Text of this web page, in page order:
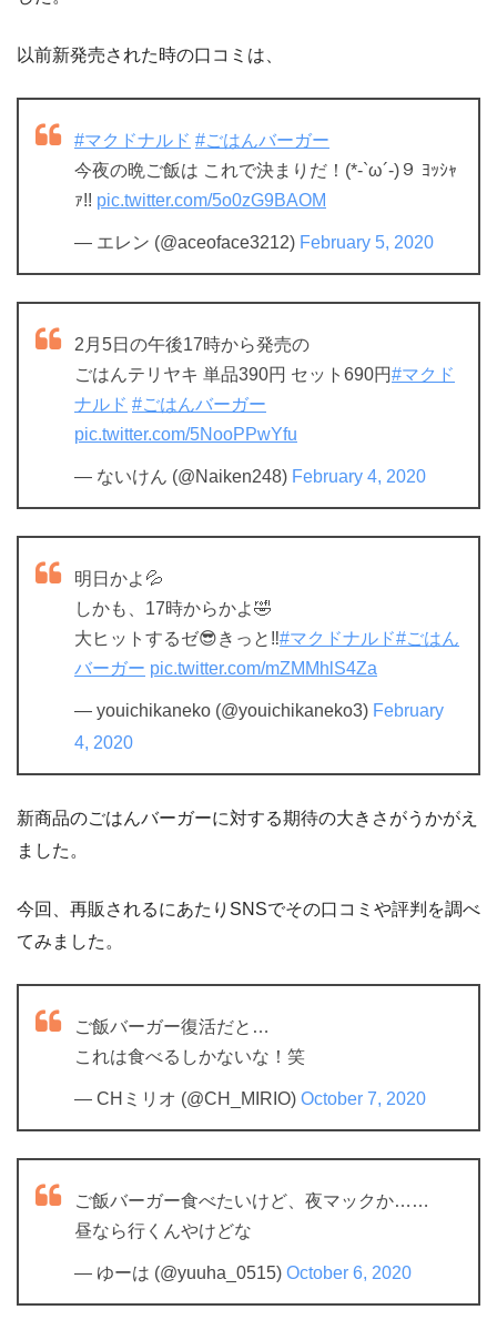
以前新発売された時の口コミは、
#マクドナルド #ごはんバーガー
今夜の晩ご飯は これで決まりだ！(*-`ω´-)９ ﾖｯｼｬ
ｧ!! pic.twitter.com/5o0zG9BAOM
— エレン (@aceoface3212) February 5, 2020
2月5日の午後17時から発売の
ごはんテリヤキ 単品390円 セット690円#マクド
ナルド #ごはんバーガー
pic.twitter.com/5NooPPwYfu
— ないけん (@Naiken248) February 4, 2020
明日かよ💦
しかも、17時からかよ🤣
大ヒットするゼ😎きっと‼️#マクドナルド#ごはん
バーガー pic.twitter.com/mZMMhlS4Za
— youichikaneko (@youichikaneko3) February
4, 2020
新商品のごはんバーガーに対する期待の大きさがうかがえ
ました。
今回、再販されるにあたりSNSでその口コミや評判を調べ
てみました。
ご飯バーガー復活だと…
これは食べるしかないな！笑
— CHミリオ (@CH_MIRIO) October 7, 2020
ご飯バーガー食べたいけど、夜マックか……
昼なら行くんやけどな
— ゆーは (@yuuha_0515) October 6, 2020